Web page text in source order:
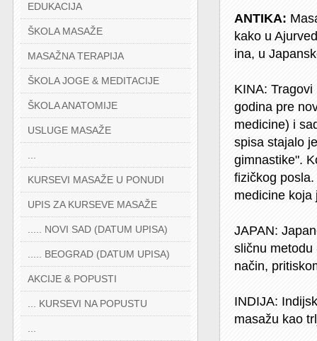
EDUKACIJA
ŠKOLA MASAŽE
MASAŽNA TERAPIJA
ŠKOLA JOGE & MEDITACIJE
ŠKOLA ANATOMIJE
USLUGE MASAŽE
KURSEVI MASAŽE U PONUDI
UPIS ZA KURSEVE MASAŽE
..... NOVI SAD (DATUM UPISA)
..... BEOGRAD (DATUM UPISA)
AKCIJE & POPUSTI
... KURSEVI NA POPUSTU
ANTIKA:
kako u
ina, u
KINA:
godina pre
medicine) i
spisa stajalo
gimnastike".
fizičkog
medicine koja
JAPAN:
sličnu
način,
INDIJA:
masažu kao